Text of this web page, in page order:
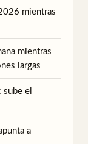
mientras
mientras
largas
el
a